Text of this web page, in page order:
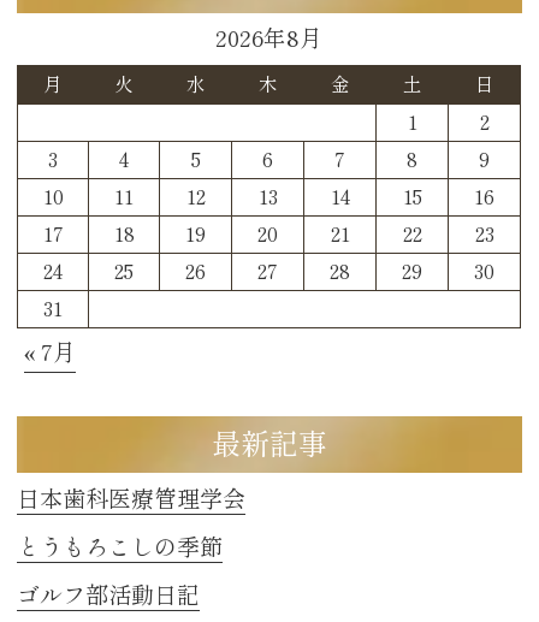
2026年8月
月 火 水 木 金 土 日
1
2
3
4 5 6 7 8
9
10
11 12 13 14 15
16
17
18 19 20 21 22
23
24
25 26 27 28 29
30
31
« 7月
最新記事
日本歯科医療管理学会
とうもろこしの季節
ゴルフ部活動日記